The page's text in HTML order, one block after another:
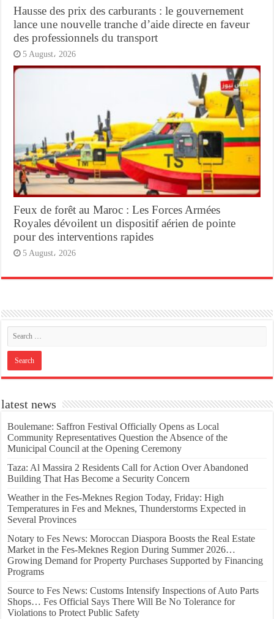
Hausse des prix des carburants : le gouvernement
lance une nouvelle tranche d’aide directe en faveur
des professionnels du transport
5 August، 2026
Feux de forêt au Maroc : Les Forces Armées
Royales dévoilent un dispositif aérien de pointe
pour des interventions rapides
5 August، 2026
latest news
Boulemane: Saffron Festival Officially Opens as Local
Community Representatives Question the Absence of the
Municipal Council at the Opening Ceremony
Taza: Al Massira 2 Residents Call for Action Over Abandoned
Building That Has Become a Security Concern
Weather in the Fes-Meknes Region Today, Friday: High
Temperatures in Fes and Meknes, Thunderstorms Expected in
Several Provinces
Notary to Fes News: Moroccan Diaspora Boosts the Real Estate
Market in the Fes-Meknes Region During Summer 2026…
Growing Demand for Property Purchases Supported by Financing
Programs
Source to Fes News: Customs Intensify Inspections of Auto Parts
Shops… Fes Official Says There Will Be No Tolerance for
Violations to Protect Public Safety